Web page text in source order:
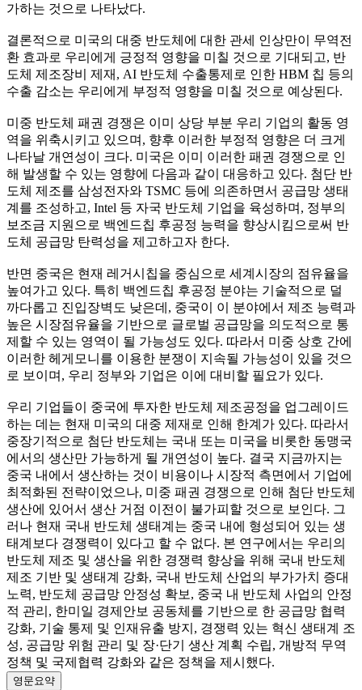
가하는 것으로 나타났다.
결론적으로 미국의 대중 반도체에 대한 관세 인상만이 무역전
환 효과로 우리에게 긍정적 영향을 미칠 것으로 기대되고, 반
도체 제조장비 제재, AI 반도체 수출통제로 인한 HBM 칩 등의
수출 감소는 우리에게 부정적 영향을 미칠 것으로 예상된다.
미중 반도체 패권 경쟁은 이미 상당 부분 우리 기업의 활동 영
역을 위축시키고 있으며, 향후 이러한 부정적 영향은 더 크게
나타날 개연성이 크다. 미국은 이미 이러한 패권 경쟁으로 인
해 발생할 수 있는 영향에 다음과 같이 대응하고 있다. 첨단 반
도체 제조를 삼성전자와 TSMC 등에 의존하면서 공급망 생태
계를 조성하고, Intel 등 자국 반도체 기업을 육성하며, 정부의
보조금 지원으로 백엔드칩 후공정 능력을 향상시킴으로써 반
도체 공급망 탄력성을 제고하고자 한다.
반면 중국은 현재 레거시칩을 중심으로 세계시장의 점유율을
높여가고 있다. 특히 백엔드칩 후공정 분야는 기술적으로 덜
까다롭고 진입장벽도 낮은데, 중국이 이 분야에서 제조 능력과
높은 시장점유율을 기반으로 글로벌 공급망을 의도적으로 통
제할 수 있는 영역이 될 가능성도 있다. 따라서 미중 상호 간에
이러한 헤게모니를 이용한 분쟁이 지속될 가능성이 있을 것으
로 보이며, 우리 정부와 기업은 이에 대비할 필요가 있다.
우리 기업들이 중국에 투자한 반도체 제조공정을 업그레이드
하는 데는 현재 미국의 대중 제재로 인해 한계가 있다. 따라서
중장기적으로 첨단 반도체는 국내 또는 미국을 비롯한 동맹국
에서의 생산만 가능하게 될 개연성이 높다. 결국 지금까지는
중국 내에서 생산하는 것이 비용이나 시장적 측면에서 기업에
최적화된 전략이었으나, 미중 패권 경쟁으로 인해 첨단 반도체
생산에 있어서 생산 거점 이전이 불가피할 것으로 보인다. 그
러나 현재 국내 반도체 생태계는 중국 내에 형성되어 있는 생
태계보다 경쟁력이 있다고 할 수 없다. 본 연구에서는 우리의
반도체 제조 및 생산을 위한 경쟁력 향상을 위해 국내 반도체
제조 기반 및 생태계 강화, 국내 반도체 산업의 부가가치 증대
노력, 반도체 공급망 안정성 확보, 중국 내 반도체 사업의 안정
적 관리, 한미일 경제안보 공동체를 기반으로 한 공급망 협력
강화, 기술 통제 및 인재유출 방지, 경쟁력 있는 혁신 생태계 조
성, 공급망 위험 관리 및 장·단기 생산 계획 수립, 개방적 무역
정책 및 국제협력 강화와 같은 정책을 제시했다.
영문요약